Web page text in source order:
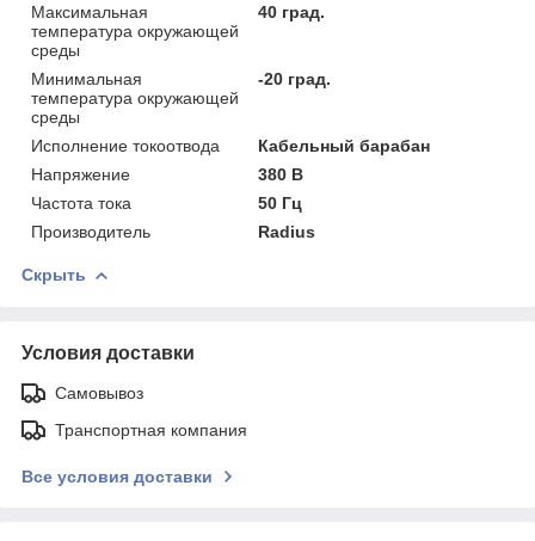
Максимальная
температура окружающей
среды
40 град.
Минимальная
температура окружающей
среды
-20 град.
Исполнение токоотвода
Кабельный барабан
Напряжение
380 В
Частота тока
50 Гц
Производитель
Radius
Скрыть
Условия доставки
Самовывоз
Транспортная компания
Все условия доставки